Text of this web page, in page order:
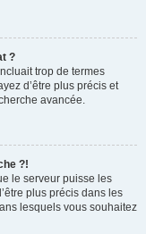
?
trop de termes
d’être plus précis et
avancée.
?!
le serveur puisse les
plus précis dans les
lesquels vous souhaitez